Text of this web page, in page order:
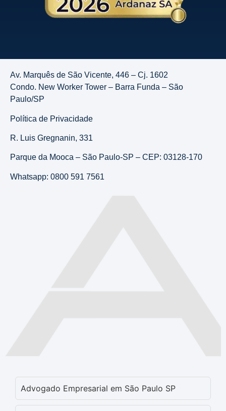
Av. Marquês de São Vicente, 446 – Cj. 1602
Condo. New Worker Tower – Barra Funda – São
Paulo/SP
Política de Privacidade
R. Luis Gregnanin, 331
Parque da Mooca – São Paulo-SP – CEP: 03128-170
Whatsapp: 0800 591 7561
Advogado Empresarial em São Paulo SP